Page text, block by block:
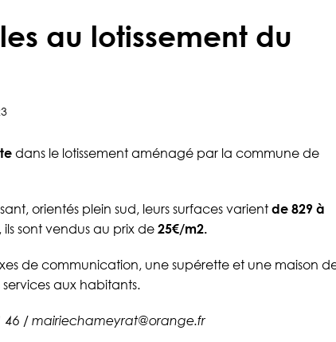
au lotissement du
dans le lotissement aménagé par la commune de
orientés plein sud, leurs surfaces varient de 829 à
sont vendus au prix de 25€/m2.
de communication, une supérette et une maison
aux habitants.
46 / mairiechameyrat@orange.fr